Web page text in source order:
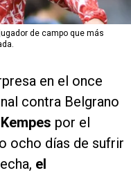
de campo que más
en el once
contra Belgrano
por el
ocho días de sufrir
el